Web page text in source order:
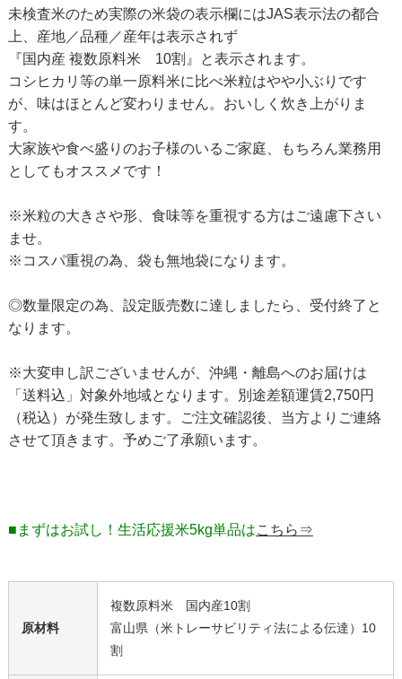
未検査米のため実際の米袋の表示欄にはJAS表示法の都合
上、産地／品種／産年は表示されず
『国内産 複数原料米 10割』と表示されます。
コシヒカリ等の単一原料米に比べ米粒はやや小ぶりです
が、味はほとんど変わりません。おいしく炊き上がりま
す。
大家族や食べ盛りのお子様のいるご家庭、もちろん業務用
としてもオススメです！
※米粒の大きさや形、食味等を重視する方はご遠慮下さい
ませ。
※コスパ重視の為、袋も無地袋になります。
◎数量限定の為、設定販売数に達しましたら、受付終了と
なります。
※大変申し訳ございませんが、沖縄・離島へのお届けは
「送料込」対象外地域となります。別途差額運賃2,750円
（税込）が発生致します。ご注文確認後、当方よりご連絡
させて頂きます。予めご了承願います。
■まずはお試し！生活応援米5kg単品はこちら⇒
原材料
複数原料米 国内産10割
富山県（米トレーサビリティ法による伝達）10
割